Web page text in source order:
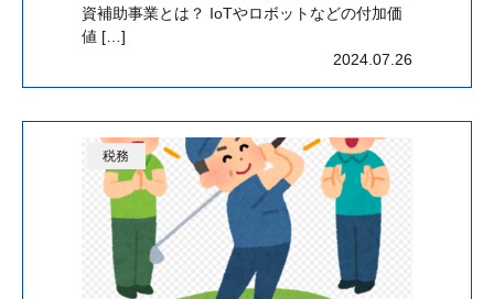
資補助事業とは？ IoTやロボットなどの付加価
値 […]
2024.07.26
税務